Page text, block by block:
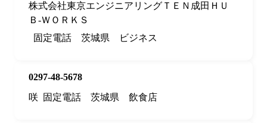
株式会社東京エンジニアリングＴＥＮ成田ＨＵ
Ｂ‐ＷＯＲＫＳ
固定電話
茨城県 ビジネス
0297-48-5678
咲 固定電話 茨城県 飲食店